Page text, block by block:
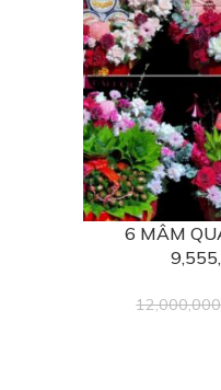
6 MÂM
12,000,000